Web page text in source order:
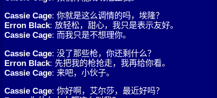
Cassie Cage: 你就是这么调情的吗，埃隆？
Erron Black: 放轻松，甜心，我只是表示友好。
Cassie Cage: 而我只是不想理你。
Cassie Cage: 没了那些枪，你还剩什么？
Erron Black: 先把我的枪抢走，我再给你看。
Cassie Cage: 来吧，小伙子。
Cassie Cage: 你好啊，艾尔莎，最近好吗？